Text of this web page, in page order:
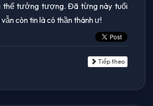
thể tưởng tượng. Đã từng này tuổi
còn tin là có thần thánh ư!
Tiếp theo